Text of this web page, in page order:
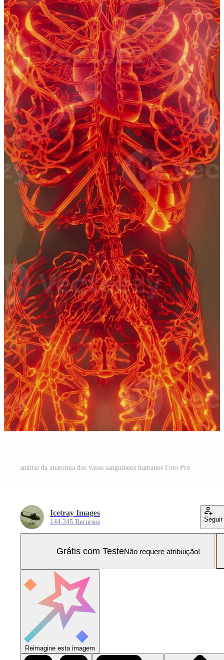
análise da anatomia dos vasos sanguíneos humanos Foto Pro
Icetray Images
144.245 Recursos Seguir
Grátis com TesteNão requere atribuição!
Reimagine esta imagem